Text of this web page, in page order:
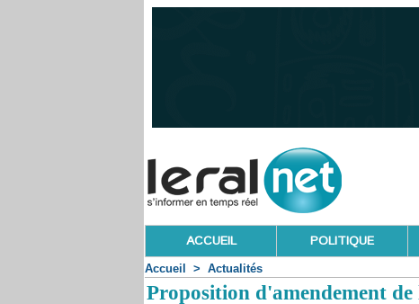
ACCUEIL POLITIQUE
Accueil > Actualités
Proposition d'amendement